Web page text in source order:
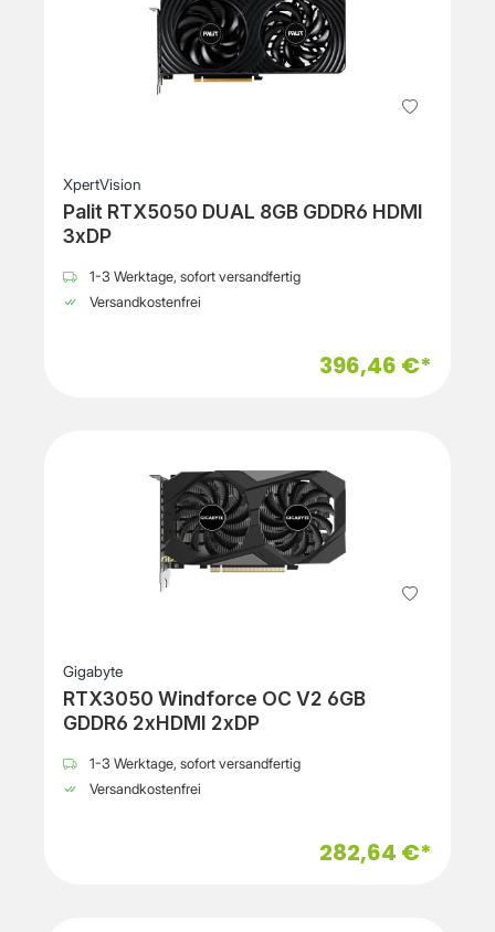
XpertVision
Palit RTX5050 DUAL 8GB GDDR6 HDMI
3xDP
1-3 Werktage, sofort versandfertig
Versandkostenfrei
396,46 €*
Gigabyte
RTX3050 Windforce OC V2 6GB
GDDR6 2xHDMI 2xDP
1-3 Werktage, sofort versandfertig
Versandkostenfrei
282,64 €*